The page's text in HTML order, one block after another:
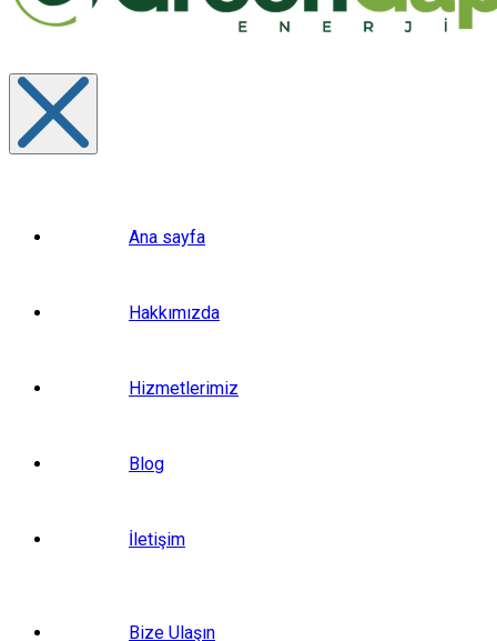
Ana sayfa
Hakkımızda
Hizmetlerimiz
Blog
İletişim
Bize Ulaşın